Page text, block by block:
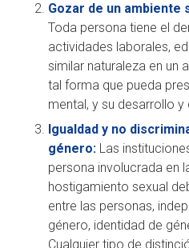
Gozar de un ambiente
Toda persona tiene el
actividades laborales,
similar naturaleza en un
tal forma que pueda
mental, y su desarrollo
Igualdad y no
género: Las
persona involucrada en
hostigamiento sexual
entre las personas,
género, identidad de
Cualquier tipo de